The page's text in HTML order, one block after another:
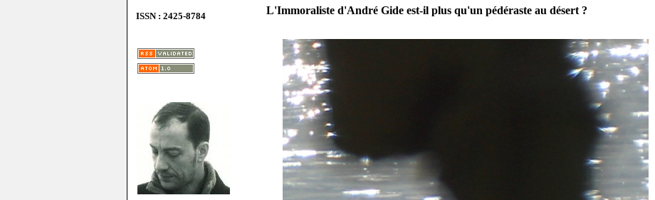
ISSN : 2425-8784 L'Immoraliste d'André Gide est-il plus qu'un pédéraste au désert ?